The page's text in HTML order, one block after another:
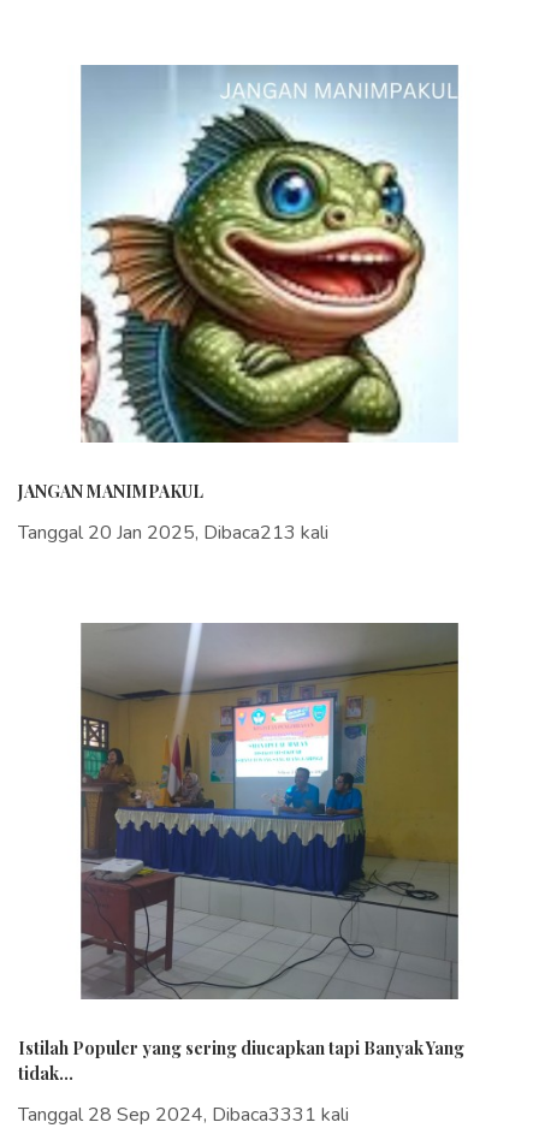
JANGAN MANIMPAKUL
Tanggal 20 Jan 2025, Dibaca213 kali
Istilah Populer yang sering diucapkan tapi Banyak Yang
tidak...
Tanggal 28 Sep 2024, Dibaca3331 kali